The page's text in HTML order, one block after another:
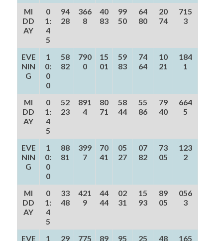
MI
DD
AY
0
1:
4
5
94
28
366
8
40
83
99
50
64
80
20
74
715
3
EVE
NIN
G
1
0:
0
0
58
82
790
0
15
01
59
83
74
64
10
21
184
1
MI
DD
AY
0
1:
4
5
52
23
891
4
80
71
58
44
55
86
79
40
664
5
EVE
NIN
G
1
0:
0
0
88
81
399
7
70
41
05
27
07
82
73
05
123
2
MI
DD
AY
0
1:
4
5
33
48
421
9
44
44
02
31
15
93
89
05
056
3
EVE
1
29
775
89
95
25
48
165